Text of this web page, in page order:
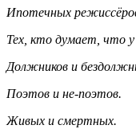
Ипотечных
Тех, кто думает, что
Должников и
Поэтов и не-поэтов.
Живых и смертных.